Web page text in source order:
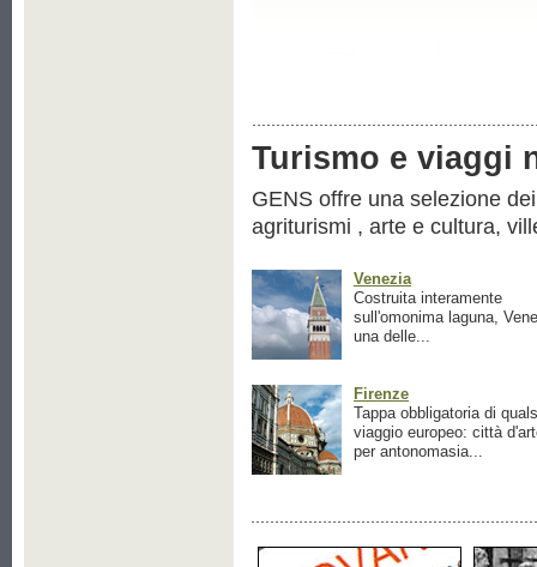
Turismo e viaggi
GENS offre una selezione
agriturismi , arte e cultura,
Venezia
Costruita interamente
sull'omonima laguna,
una delle...
Firenze
Tappa obbligatoria di
viaggio europeo: città
per antonomasia...